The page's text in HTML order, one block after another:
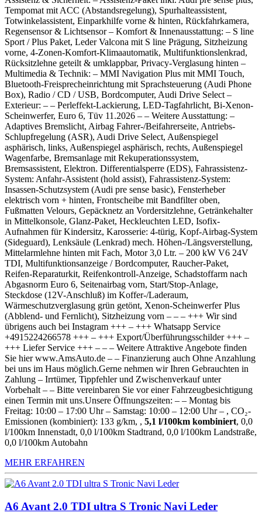
Tempomat mit ACC (Abstandsregelung), Spurhalteassistent,
Totwinkelassistent, Einparkhilfe vorne & hinten, Rückfahrkamera,
Regensensor & Lichtsensor – Komfort & Innenausstattung: – S line
Sport / Plus Paket, Leder Valcona mit S line Prägung, Sitzheizung
vorne, 4-Zonen-Komfort-Klimaautomatik, Multifunktionslenkrad,
Rücksitzlehne geteilt & umklappbar, Privacy-Verglasung hinten –
Multimedia & Technik: – MMI Navigation Plus mit MMI Touch,
Bluetooth-Freisprecheinrichtung mit Sprachsteuerung (Audi Phone
Box), Radio / CD / USB, Bordcomputer, Audi Drive Select –
Exterieur: – – Perleffekt-Lackierung, LED-Tagfahrlicht, Bi-Xenon-
Scheinwerfer, Euro 6, Tüv 11.2026 – – Weitere Ausstattung: –
Adaptives Bremslicht, Airbag Fahrer-/Beifahrerseite, Antriebs-
Schlupfregelung (ASR), Audi Drive Select, Außenspiegel
asphärisch, links, Außenspiegel asphärisch, rechts, Außenspiegel
Wagenfarbe, Bremsanlage mit Rekuperationssystem,
Bremsassistent, Elektron. Differentialsperre (EDS), Fahrassistenz-
System: Anfahr-Assistent (hold assist), Fahrassistenz-System:
Insassen-Schutzsystem (Audi pre sense basic), Fensterheber
elektrisch vorn + hinten, Frontscheibe mit Bandfilter oben,
Fußmatten Velours, Gepäcknetz an Vordersitzlehne, Getränkehalter
in Mittelkonsole, Glanz-Paket, Heckleuchten LED, Isofix-
Aufnahmen für Kindersitz, Karosserie: 4-türig, Kopf-Airbag-System
(Sideguard), Lenksäule (Lenkrad) mech. Höhen-/Längsverstellung,
Mittelarmlehne hinten mit Fach, Motor 3,0 Ltr. – 200 kW V6 24V
TDI, Multifunktionsanzeige / Bordcomputer, Raucher-Paket,
Reifen-Reparaturkit, Reifenkontroll-Anzeige, Schadstoffarm nach
Abgasnorm Euro 6, Seitenairbag vorn, Start/Stop-Anlage,
Steckdose (12V-Anschluß) im Koffer-/Laderaum,
Wärmeschutzverglasung grün getönt, Xenon-Scheinwerfer Plus
(Abblend- und Fernlicht), Sitzheizung vorn – – – +++ Wir sind
übrigens auch bei Instagram +++ – +++ Whatsapp Service
+4915224266578 +++ – +++ Export/Überführungsschilder +++ –
+++ Liefer Service +++ – – – Weitere Attraktive Angebote finden
Sie hier www.AmsAuto.de – – Finanzierung auch Ohne Anzahlung
bei uns im Haus möglich.Gerne nehmen wir Ihren Gebrauchten in
Zahlung – Irrtümer, Tippfehler und Zwischenverkauf unter
Vorbehalt – – Bitte vereinbaren Sie vor einer Fahrzeugbesichtigung
einen Termin mit uns.Unsere Öffnungszeiten: – – Montag bis
Freitag: 10:00 – 17:00 Uhr – Samstag: 10:00 – 12:00 Uhr – , CO₂-
Emissionen (kombiniert): 133 g/km, , 5,1 l/100km kombiniert, 0,0
l/100km Innenstadt, 0,0 l/100km Stadtrand, 0,0 l/100km Landstraße,
0,0 l/100km Autobahn
MEHR ERFAHREN
A6 Avant 2.0 TDI ultra S Tronic Navi Leder